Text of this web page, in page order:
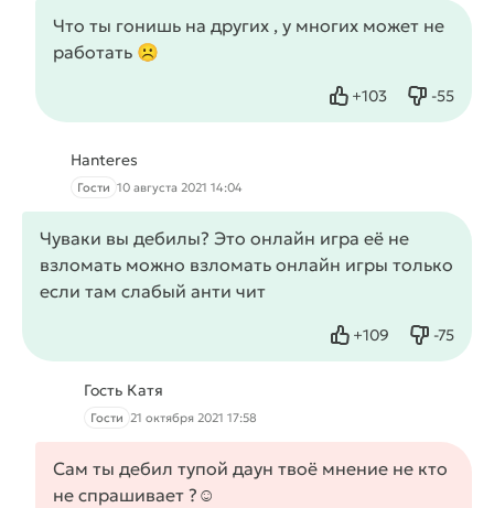
Что ты гонишь на других , у многих может не
работать ☹️
+103
Нравится -55
Не
Hanteres
Гости 10 августа 2021 14:04
Чуваки вы дебилы? Это онлайн игра её не
взломать можно взломать онлайн игры только
если там слабый анти чит
+109
Нравится -75
Не
Гость Катя
Гости 21 октября 2021 17:58
Сам ты дебил тупой даун твоё мнение не кто
не спрашивает ?☺️